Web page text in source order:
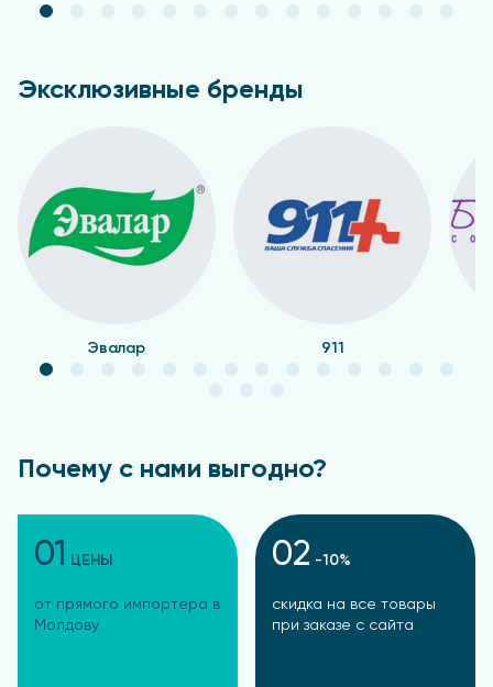
Эксклюзивные бренды
Эвалар 911
Почему с нами выгодно?
01 ЦЕНЫ
от прямого импортера в
Молдову
02 -10%
скидка на все товары
при заказе с сайта